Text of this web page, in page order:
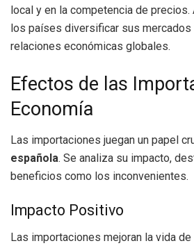
local y en la competencia de
los países diversificar sus
relaciones económicas globales.
Efectos de las
Economía
Las importaciones juegan un papel
española. Se analiza su impacto,
beneficios como los inconvenientes.
Impacto Positivo
Las importaciones mejoran la vida